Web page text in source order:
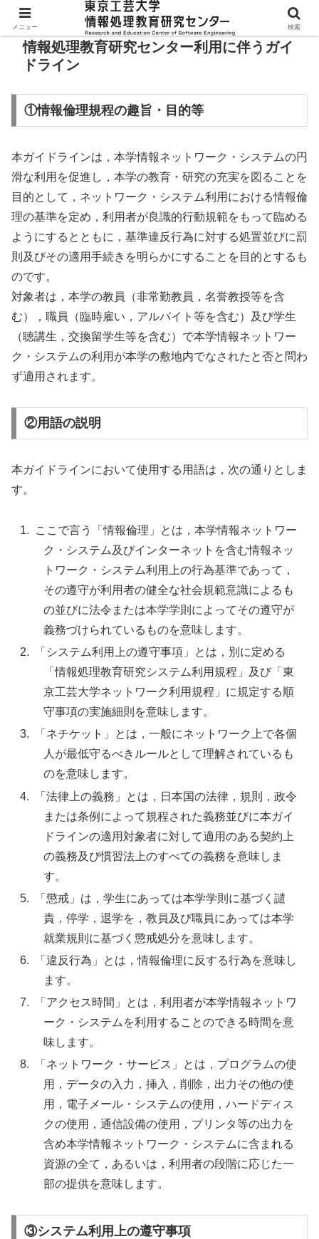
情報処理教育研究センター利用に伴うガイ
ドライン
①情報倫理規程の趣旨・目的等
本ガイドラインは，本学情報ネットワーク・システムの円
滑な利用を促進し，本学の教育・研究の充実を図ることを
目的として，ネットワーク・システム利用における情報倫
理の基準を定め，利用者が良識的行動規範をもって臨める
ようにするとともに，基準違反行為に対する処置並びに罰
則及びその適用手続きを明らかにすることを目的とするも
のです。
対象者は，本学の教員（非常勤教員，名誉教授等を含
む），職員（臨時雇い，アルバイト等を含む）及び学生
（聴講生，交換留学生等を含む）で本学情報ネットワー
ク・システムの利用が本学の敷地内でなされたと否と問わ
ず適用されます。
②用語の説明
本ガイドラインにおいて使用する用語は，次の通りとしま
す。
ここで言う「情報倫理」とは，本学情報ネットワー
ク・システム及びインターネットを含む情報ネッ
トワーク・システム利用上の行為基準であって，
その遵守が利用者の健全な社会規範意識によるも
の並びに法令または本学学則によってその遵守が
義務づけられているものを意味します。
「システム利用上の遵守事項」とは，別に定める
「情報処理教育研究システム利用規程」及び「東
京工芸大学ネットワーク利用規程」に規定する順
守事項の実施細則を意味します。
「ネチケット」とは，一般にネットワーク上で各個
人が最低守るべきルールとして理解されているも
のを意味します。
「法律上の義務」とは，日本国の法律，規則，政令
または条例によって規程された義務並びに本ガイ
ドラインの適用対象者に対して適用のある契約上
の義務及び慣習法上のすべての義務を意味しま
す。
「懲戒」は，学生にあっては本学学則に基づく譴
責，停学，退学を，教員及び職員にあっては本学
就業規則に基づく懲戒処分を意味します。
「違反行為」とは，情報倫理に反する行為を意味し
ます。
「アクセス時間」とは，利用者が本学情報ネットワ
ーク・システムを利用することのできる時間を意
味します。
「ネットワーク・サービス」とは，プログラムの使
用，データの入力，挿入，削除，出力その他の使
用，電子メール・システムの使用，ハードディス
クの使用，通信設備の使用，プリンタ等の出力を
含め本学情報ネットワーク・システムに含まれる
資源の全て，あるいは，利用者の段階に応じた一
部の提供を意味します。
③システム利用上の遵守事項
メニュー 検索